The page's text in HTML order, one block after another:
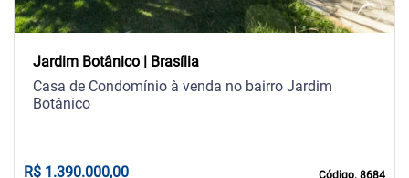
Jardim Botânico | Brasília
Código. 8684
Casa de Condomínio à venda no bairro Jardim
Botânico
R$ 1.390.000,00